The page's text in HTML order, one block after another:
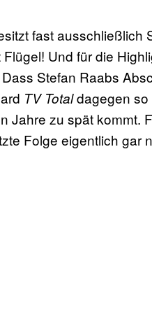
fast
Und für die
Stefan Raabs
TV Totaldagegen so
Jahre zu spät kommt.
Folge eigentlich gar